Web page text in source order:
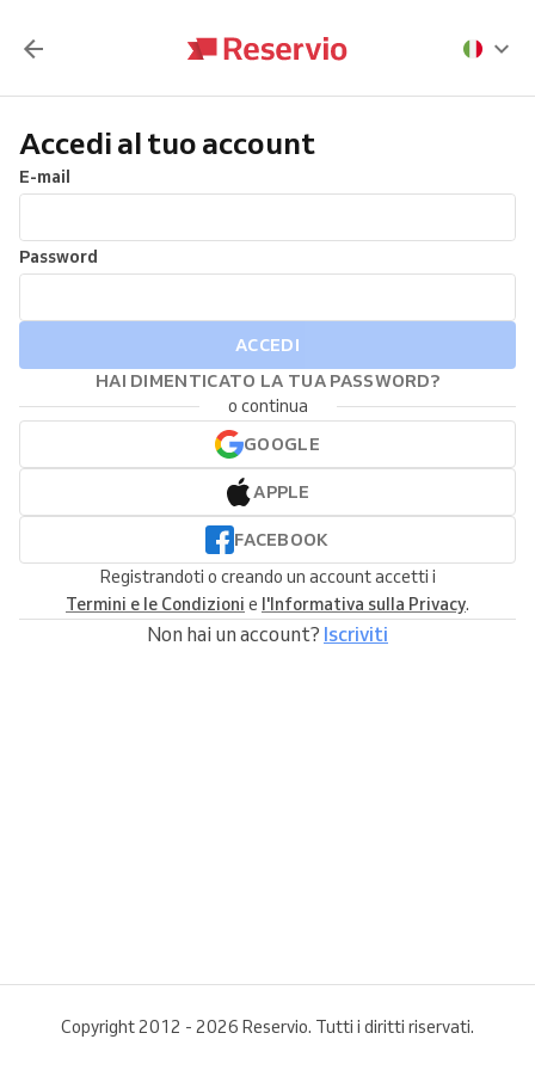
Accedi al tuo account
E-mail
Password
ACCEDI
HAI DIMENTICATO LA TUA PASSWORD?
o continua
GOOGLE
APPLE
FACEBOOK
Registrandoti o creando un account accetti i
Termini e le Condizioni e l'Informativa sulla Privacy.
Non hai un account? Iscriviti
Copyright 2012 - 2026 Reservio. Tutti i diritti riservati.